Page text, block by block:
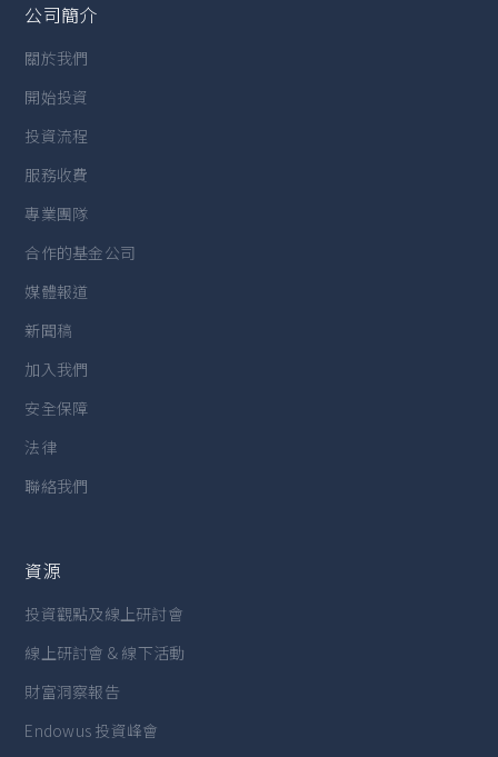
公司簡介
關於我們
開始投資
投資流程
服務收費
專業團隊
合作的基金公司
媒體報道
新聞稿
加入我們
安全保障
法律
聯絡我們
資源
投資觀點及線上研討會
線上研討會 & 線下活動
財富洞察報告
Endowus 投資峰會